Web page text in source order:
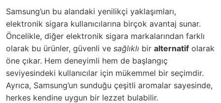
Samsung’un bu alandaki yenilikçi yaklaşımları,
elektronik sigara kullanıcılarına birçok avantaj sunar.
Öncelikle, diğer elektronik sigara markalarından farklı
olarak bu ürünler, güvenli ve sağlıklı bir alternatif olarak
öne çıkar. Hem deneyimli hem de başlangıç
seviyesindeki kullanıcılar için mükemmel bir seçimdir.
Ayrıca, Samsung’un sunduğu çeşitli aromalar sayesinde,
herkes kendine uygun bir lezzet bulabilir.